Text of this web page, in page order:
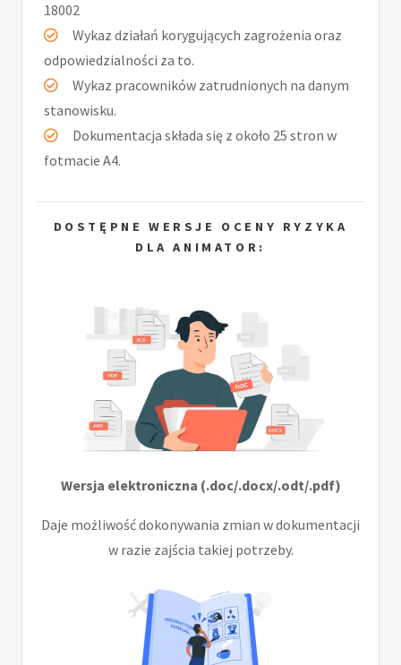
18002
Wykaz działań korygujących zagrożenia oraz
odpowiedzialności za to.
Wykaz pracowników zatrudnionych na danym
stanowisku.
Dokumentacja składa się z około 25 stron w
fotmacie A4.
DOSTĘPNE WERSJE OCENY RYZYKA
DLA ANIMATOR:
Wersja elektroniczna (.doc/.docx/.odt/.pdf)
Daje możliwość dokonywania zmian w dokumentacji
w razie zajścia takiej potrzeby.